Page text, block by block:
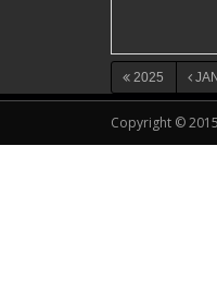
2025
Copyright ©